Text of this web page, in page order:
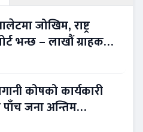
जोखिम, राष्ट्र
भन्छ – लाखौं ग्राहकको
कोषको कार्यकारी
पाँच जना अन्तिम